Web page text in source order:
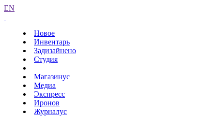
EN
Новое
Инвентарь
Задизайнено
Студия
Магазинус
Медиа
Экспресс
Иронов
Журналус